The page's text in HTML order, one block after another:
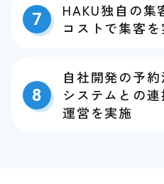
7
HAKU独自の集
コストで集客を
8
自社開発の予
システムとの
運営を実施